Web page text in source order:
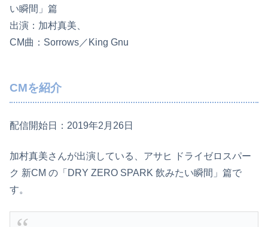
い瞬間」篇
出演：加村真美、
CM曲：Sorrows／King Gnu
CMを紹介
配信開始日：2019年2月26日
加村真美さんが出演している、アサヒ ドライゼロスパー
ク 新CM の「DRY ZERO SPARK 飲みたい瞬間」篇で
す。